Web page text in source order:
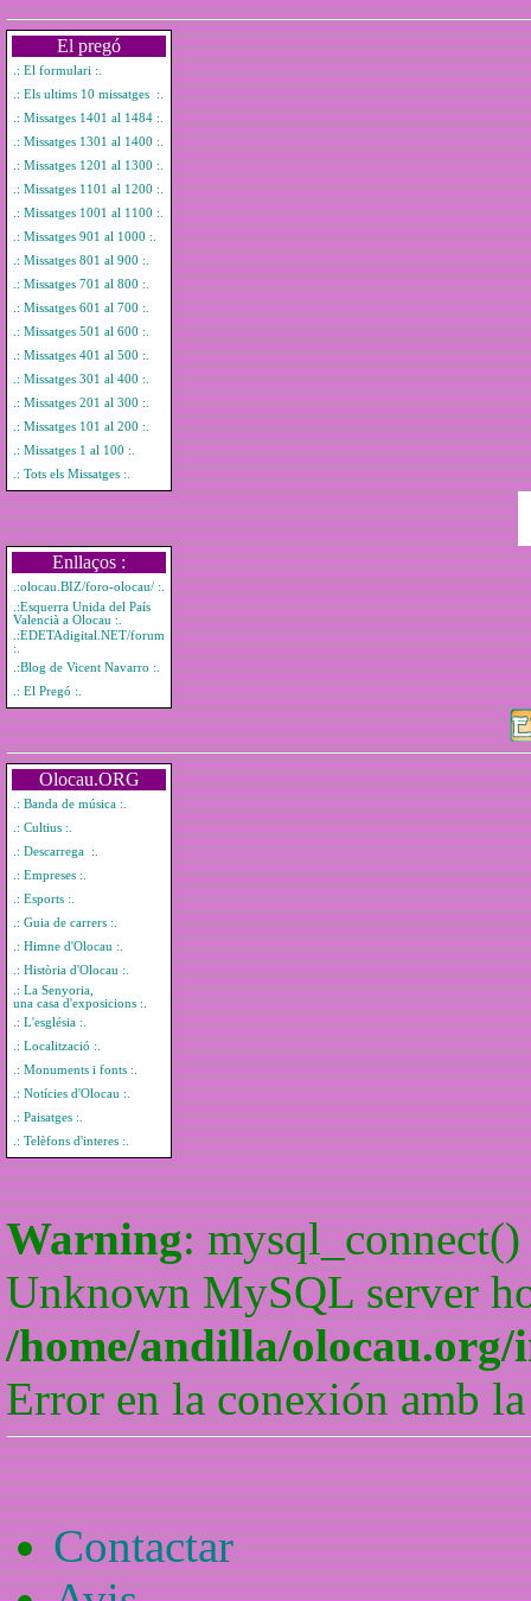
El pregó
.: El formulari :.
.: Els ultims 10 missatges :.
.: Missatges 1401 al 1484 :.
.: Missatges 1301 al 1400 :.
.: Missatges 1201 al 1300 :.
.: Missatges 1101 al 1200 :.
.: Missatges 1001 al 1100 :.
.: Missatges 901 al 1000 :.
.: Missatges 801 al 900 :.
.: Missatges 701 al 800 :.
.: Missatges 601 al 700 :.
.: Missatges 501 al 600 :.
.: Missatges 401 al 500 :.
.: Missatges 301 al 400 :.
.: Missatges 201 al 300 :.
.: Missatges 101 al 200 :.
.: Missatges 1 al 100 :.
.: Tots els Missatges :.
Enllaços :
.:olocau.BIZ/foro-olocau/ :.
.:Esquerra Unida del País
Valencià a Olocau :.
.:EDETAdigital.NET/forum
:.
.:Blog de Vicent Navarro :.
.: El Pregó :.
Olocau.ORG
.: Banda de música :.
.: Cultius :.
.: Descarrega :.
.: Empreses :.
.: Esports :.
.: Guia de carrers :.
.: Himne d'Olocau :.
.: Història d'Olocau :.
.: La Senyoria,
una casa d'exposicions :.
.: L'església :.
.: Localització :.
.: Monuments i fonts :.
.: Notícies d'Olocau :.
.: Paisatges :.
.: Telèfons d'interes :.
Warning:
Unknown MySQL server
/home/andilla/olocau.org/
Error en la conexión amb
Contactar